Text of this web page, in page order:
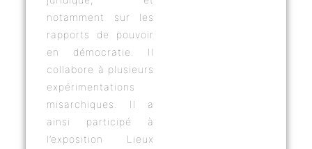
notamment sur les
rapports de pouvoir
en démocratie. Il
collabore à plusieurs
expérimentations
misarchiques. Il a
ainsi participé à
l’exposition Lieux